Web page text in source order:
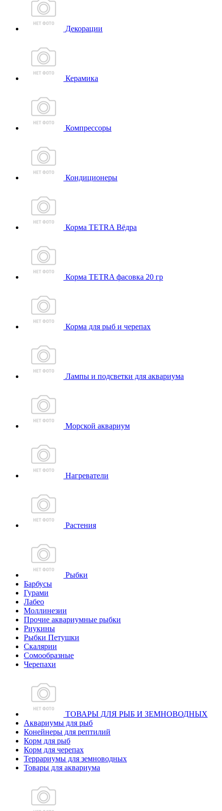
Декорации
Керамика
Компрессоры
Кондиционеры
Корма TETRA Вёдра
Корма TETRA фасовка 20 гр
Корма для рыб и черепах
Лампы и подсветки для аквариума
Морской аквариум
Нагреватели
Растения
Рыбки
Барбусы
Гурами
Лабео
Моллинезии
Прочие аквариумные рыбки
Риукины
Рыбки Петушки
Скалярии
Сомообразные
Черепахи
ТОВАРЫ ДЛЯ РЫБ И ЗЕМНОВОДНЫХ
Аквариумы для рыб
Конейнеры для рептилий
Корм для рыб
Корм для черепах
Террариумы для земноводных
Товары для аквариума